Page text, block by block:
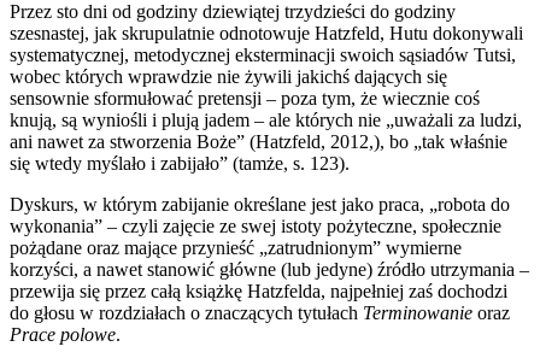
Przez sto dni od godziny dziewiątej trzydzieści do godziny
szesnastej, jak skrupulatnie odnotowuje Hatzfeld, Hutu dokonywali
systematycznej, metodycznej eksterminacji swoich sąsiadów Tutsi,
wobec których wprawdzie nie żywili jakichś dających się
sensownie sformułować pretensji – poza tym, że wiecznie coś
knują, są wyniośli i plują jadem – ale których nie „uważali za ludzi,
ani nawet za stworzenia Boże” (Hatzfeld, 2012,), bo „tak właśnie
się wtedy myślało i zabijało” (tamże, s. 123).
Dyskurs, w którym zabijanie określane jest jako praca, „robota do
wykonania” – czyli zajęcie ze swej istoty pożyteczne, społecznie
pożądane oraz mające przynieść „zatrudnionym” wymierne
korzyści, a nawet stanowić główne (lub jedyne) źródło utrzymania –
przewija się przez całą książkę Hatzfelda, najpełniej zaś dochodzi
do głosu w rozdziałach o znaczących tytułach Terminowanie oraz
Prace polowe.